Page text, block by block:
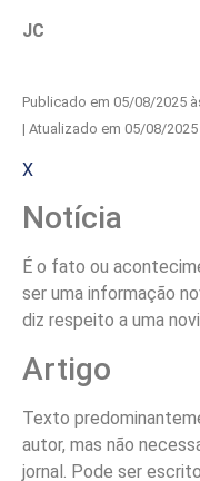
JC
Publicado em 05/08/2025
| Atualizado em 05/08/2025
X
Notícia
É o fato ou
ser uma informação
diz respeito a uma
Artigo
Texto
autor, mas não
jornal. Pode ser